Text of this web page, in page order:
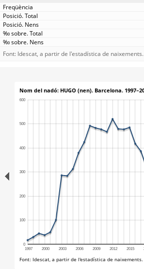
Font: Idescat, a partir de l'estadística de naixements.